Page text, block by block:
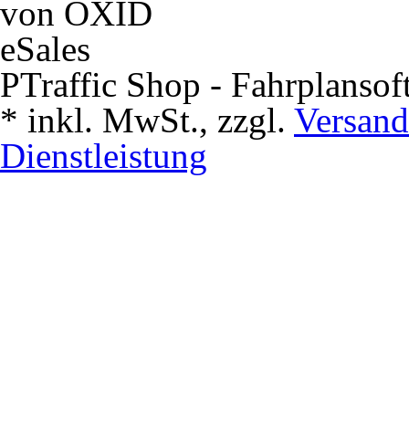
PTraffic Shop -
* inkl. MwSt., zzgl.
Dienstleistung